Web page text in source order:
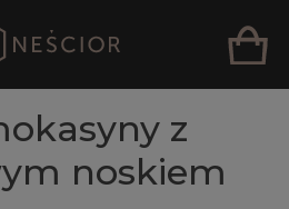
z
noskiem